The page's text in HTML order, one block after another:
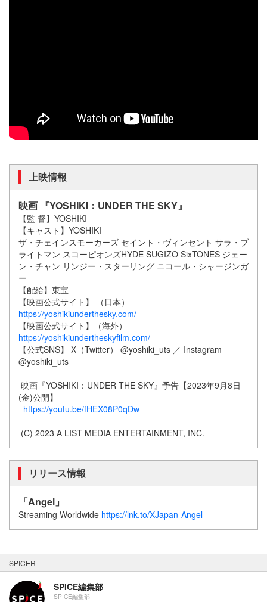
上映情報
映画 『YOSHIKI：UNDER THE SKY』
【監 督】YOSHIKI
【キャスト】YOSHIKI
ザ・チェインスモーカーズ セイント・ヴィンセント サラ・ブ
ライトマン スコーピオンズHYDE SUGIZO SixTONES ジェー
ン・チャン リンジー・スターリング ニコール・シャージンガ
ー
【配給】東宝
【映画公式サイト】 （日本）
https://yoshikiunderthesky.com/
【映画公式サイト】（海外）
https://yoshikiundertheskyfilm.com/
【公式SNS】 X（Twitter） @yoshiki_uts ／ Instagram
@yoshiki_uts
映画『YOSHIKI：UNDER THE SKY』予告【2023年9月8日
(金)公開】
https://youtu.be/fHEX08P0qDw
(C) 2023 A LIST MEDIA ENTERTAINMENT, INC.
リリース情報
「Angel」
Streaming Worldwide https://lnk.to/XJapan-Angel
SPICER
SPICE編集部
SPICE編集部